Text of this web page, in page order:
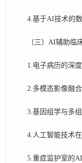
4.基于AI技术的数
（三）AI辅助临床
1.电子病历的深度
2.多模态影像融合
3.基因组学与多组
4.人工智能技术在
5.重症监护室的AI